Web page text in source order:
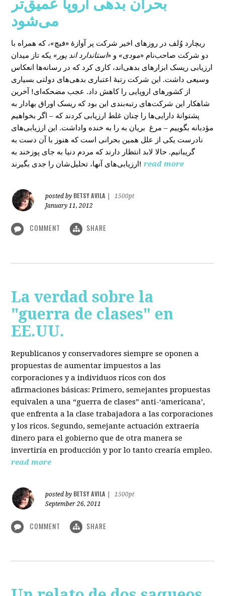
بحران بدهی اروپا عمیق‌تر
می‌شود
ریچارد وُلف در روزهای اخیر شرکت پر آوازۀ «فیچ»، که همراه با
دو شرکت صاحب‌نام «مودی» و «استاندارد اند پور» یکه‌ تاز میدان
ارزیابی ریسک ابزارهای بدهی‌اند، کاری کرد که در رسانه‌ها انعکاس
وسیعی داشت. این شرکت رتبۀ اعتباری بدهی‌های دولتی بسیاری
از کشورهای اروپایی را کاهش داد. عجب مضحکه‌ای! آخرین
شاهکار این شرکت‌های رتبه‌بندی این بود که ریسک‌ اوراق بهادار به
پشتوانۀ دارایی‌‌ها را چنان غلط ارزیابی کردند که – اگر بخواهیم
مؤدبانه بگوییم – مرغ بریان به را به خنده واداشت. این ارزیابی‌های
نادرست یکی از علل همین بحرانی است که هنوز با آن دست به
گریبانیم. حالا لابد انتظار دارند که مردم دنیا به جای پوزخند به
ارزیابی‌های آنها، تحلیل‌‌شان را جدی بگیرند! read more
posted by BETSY AVILA
1500pt
January 11, 2012
COMMENT SHARE
La verdad sobre la
"guerra de clases" en
EE.UU.
Republicanos y conservadores siempre se oponen a
propuestas de aumentar impuestos a las
corporaciones y a individuos ricos con dos
afirmaciones básicas: Primero, semejantes propuestas
equivalen a una “guerra de clases” anti-‘americana’,
que enfrenta a la clase trabajadora a las corporaciones
y los ricos. Segundo, semejante actuación extraería
dinero para el gobierno que de otra manera se
invertiría en producción y por lo tanto crearía empleo.
read more
posted by BETSY AVILA
1500pt
September 26, 2011
COMMENT SHARE